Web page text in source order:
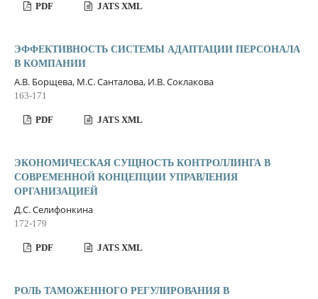
PDF JATS XML
ЭФФЕКТИВНОСТЬ СИСТЕМЫ АДАПТАЦИИ ПЕРСОНАЛА
В КОМПАНИИ
А.В. Борщева, М.С. Санталова, И.В. Соклакова
163-171
PDF JATS XML
ЭКОНОМИЧЕСКАЯ СУЩНОСТЬ КОНТРОЛЛИНГА В
СОВРЕМЕННОЙ КОНЦЕПЦИИ УПРАВЛЕНИЯ
ОРГАНИЗАЦИЕЙ
Д.С. Селифонкина
172-179
PDF JATS XML
РОЛЬ ТАМОЖЕННОГО РЕГУЛИРОВАНИЯ В